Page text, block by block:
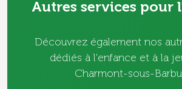
Autres services pour
Découvrez également nos
dédiés à l'enfance et à la
Charmont-sous-